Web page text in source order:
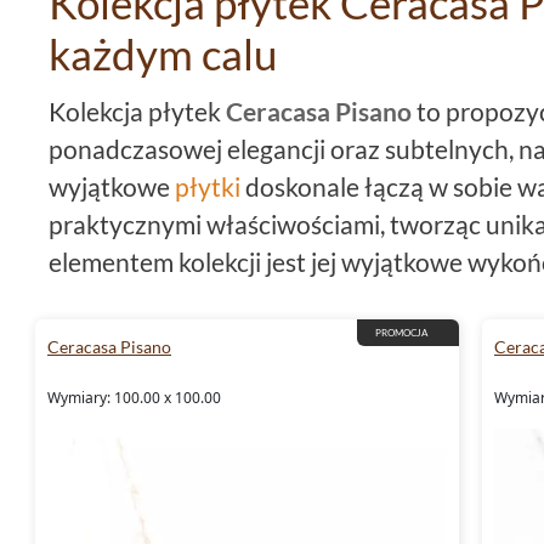
każdym calu
Kolekcja płytek Ceracasa Pisanoto
ponadczasowej elegancji oraz subtelnych,
wyjątkowe płytki doskonale łączą w sobie
praktycznymi właściwościami, tworząc
elementem kolekcji jest jej wyjątkowe
niepowtarzalnego charakteru. Płytki
przestronność we wnętrzach. Wykonane z
tworząc efekt niemal jednolitej powierzchni.
mrozoodporność pozwala na
PROMOCJA
Ceracasa Pisano
Wymiary: 100.00 x 100.00